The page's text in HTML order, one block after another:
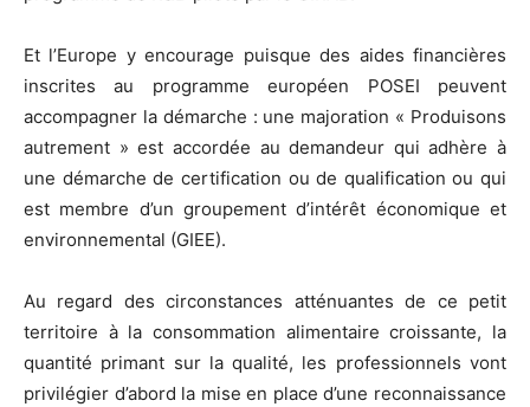
Et l’Europe y encourage puisque des aides financières
inscrites au programme européen POSEI peuvent
accompagner la démarche : une majoration « Produisons
autrement » est accordée au demandeur qui adhère à
une démarche de certification ou de qualification ou qui
est membre d’un groupement d’intérêt économique et
environnemental (GIEE).
Au regard des circonstances atténuantes de ce petit
territoire à la consommation alimentaire croissante, la
quantité primant sur la qualité, les professionnels vont
privilégier d’abord la mise en place d’une reconnaissance